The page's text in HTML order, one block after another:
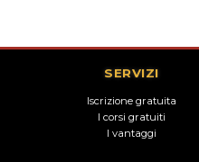
SERVIZI
Iscrizione gratuita
I corsi gratuiti
I vantaggi